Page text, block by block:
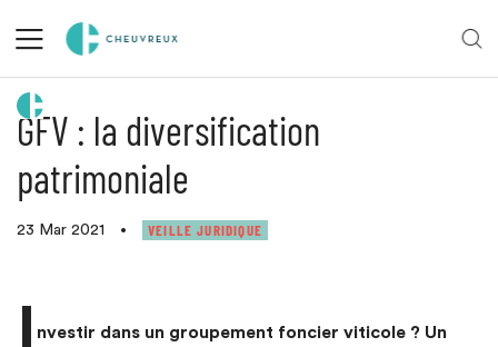
Retour aux actualités
GFV : la diversification
patrimoniale
23 Mar 2021 • VEILLE JURIDIQUE
nvestir dans un groupement foncier viticole ? Un